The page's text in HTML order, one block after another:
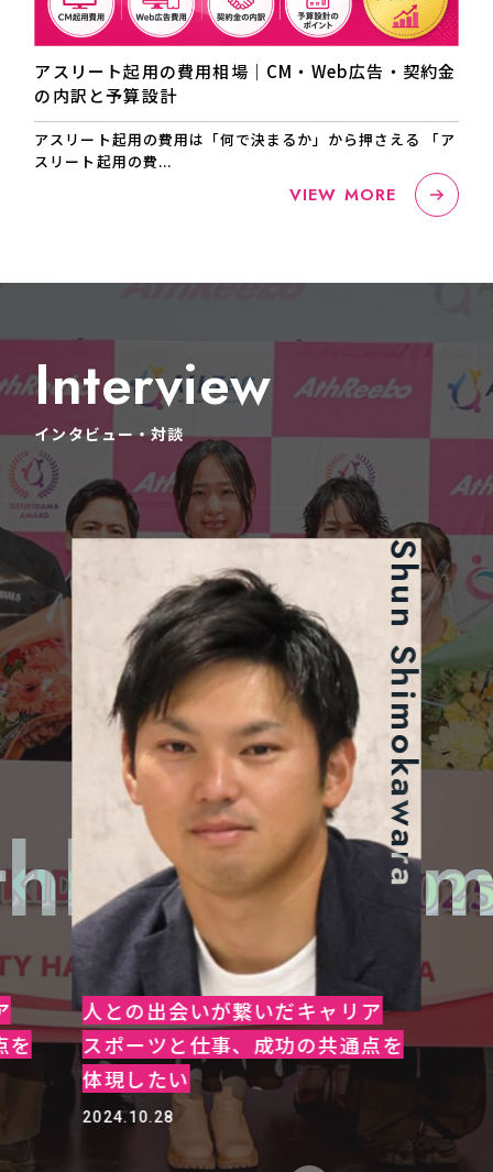
アスリート起用の費用相場｜CM・Web広告・契約金
の内訳と予算設計
アスリート起用の費用は「何で決まるか」から押さえる 「ア
スリート起用の費...
VIEW MORE
Interview
インタビュー・対談
Shun Shimokawara
を
Shun Shimokawara
人との出会いが繋いだキャリア
スポーツと仕事、成功の共通点を
体現したい
2024.10.28